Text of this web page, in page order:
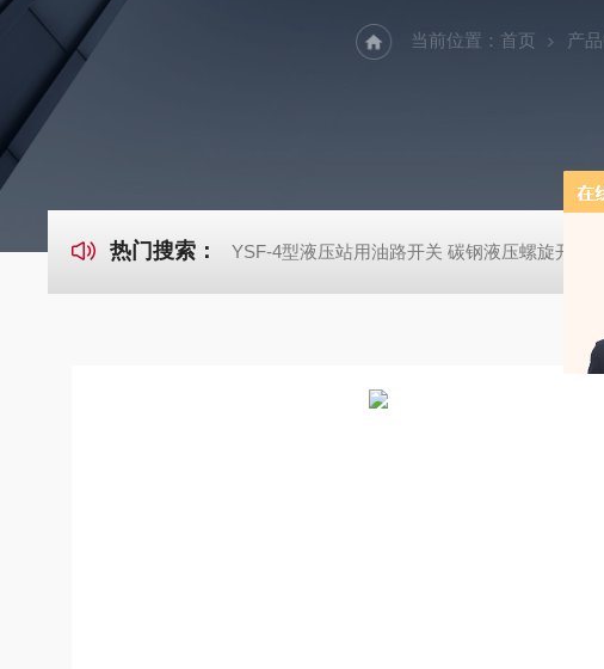
当前位置： 首页 产
热门搜索： YSF-4型液压站用油路开关 碳钢液压螺旋开关